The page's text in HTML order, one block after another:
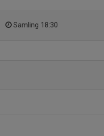
Samling 18:30